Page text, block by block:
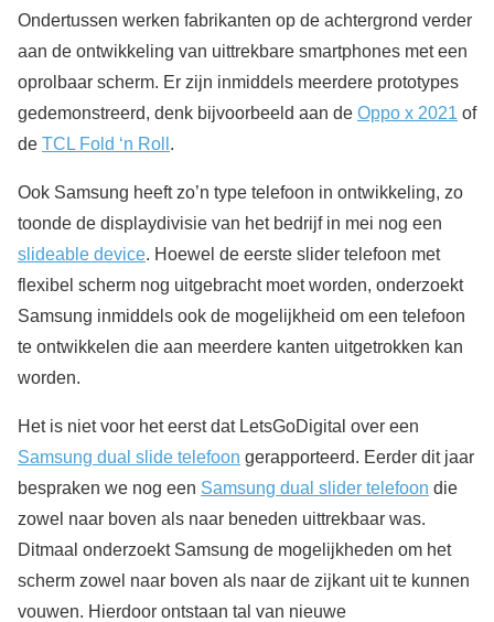
Ondertussen werken fabrikanten op de achtergrond verder
aan de ontwikkeling van uittrekbare smartphones met een
oprolbaar scherm. Er zijn inmiddels meerdere prototypes
gedemonstreerd, denk bijvoorbeeld aan de Oppo x 2021 of
de TCL Fold ‘n Roll .
Ook Samsung heeft zo’n type telefoon in ontwikkeling, zo
toonde de displaydivisie van het bedrijf in mei nog een
slideable device. Hoewel de eerste slider telefoon met
flexibel scherm nog uitgebracht moet worden, onderzoekt
Samsung inmiddels ook de mogelijkheid om een telefoon
te ontwikkelen die aan meerdere kanten uitgetrokken kan
worden.
Het is niet voor het eerst dat LetsGoDigital over een
Samsung dual slide telefoon gerapporteerd. Eerder dit jaar
bespraken we nog een Samsung dual slider telefoon die
zowel naar boven als naar beneden uittrekbaar was.
Ditmaal onderzoekt Samsung de mogelijkheden om het
scherm zowel naar boven als naar de zijkant uit te kunnen
vouwen. Hierdoor ontstaan tal van nieuwe